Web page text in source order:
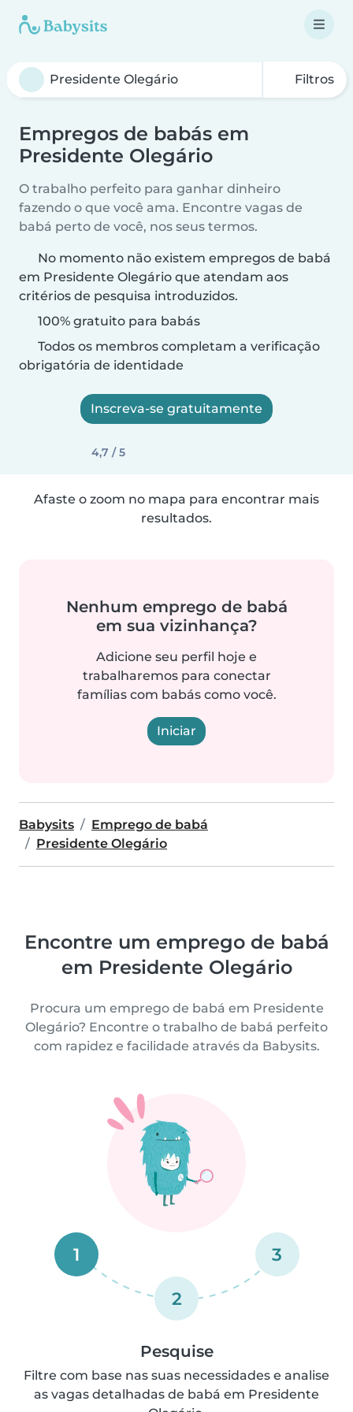
Filtros
Empregos de babás em
Presidente Olegário
O trabalho perfeito para ganhar dinheiro
fazendo o que você ama. Encontre vagas de
babá perto de você, nos seus termos.
No momento não existem empregos de babá
em Presidente Olegário que atendam aos
critérios de pesquisa introduzidos.
100% gratuito para babás
Todos os membros completam a verificação
obrigatória de identidade
Inscreva-se gratuitamente
4,7 / 5
Afaste o zoom no mapa para encontrar mais
resultados.
Nenhum emprego de babá
em sua vizinhança?
Adicione seu perfil hoje e
trabalharemos para conectar
famílias com babás como você.
Iniciar
Babysits
Emprego de babá
Presidente Olegário
Encontre um emprego de babá
em Presidente Olegário
Procura um emprego de babá em Presidente
Olegário? Encontre o trabalho de babá perfeito
com rapidez e facilidade através da Babysits.
1
2
3
Pesquise
Filtre com base nas suas necessidades e analise
as vagas detalhadas de babá em Presidente